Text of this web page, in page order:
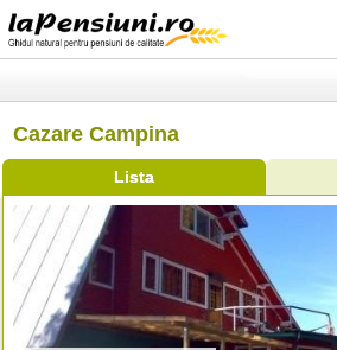
Cazare Campina
Lista